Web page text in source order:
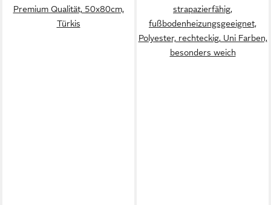
Premium Qualität, 50x80cm,
Türkis
strapazierfähig,
fußbodenheizungsgeeignet,
Polyester, rechteckig, Uni Farben,
besonders weich